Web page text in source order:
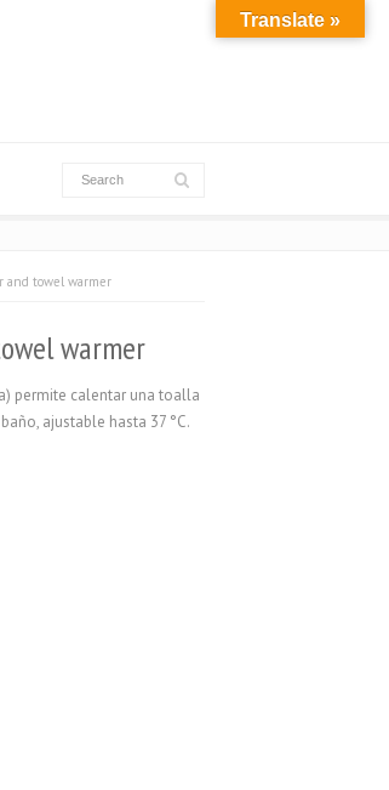
and towel warmer
warmer
permite calentar una toalla
ajustable hasta 37 °C.
Translate »